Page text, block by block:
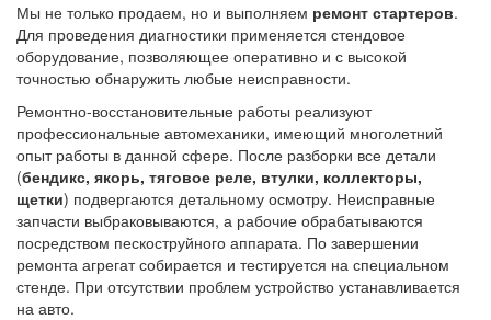
Мы не только продаем, но и выполняем ремонт стартеров.
Для проведения диагностики применяется стендовое
оборудование, позволяющее оперативно и с высокой
точностью обнаружить любые неисправности.
Ремонтно-восстановительные работы реализуют
профессиональные автомеханики, имеющий многолетний
опыт работы в данной сфере. После разборки все детали
(бендикс, якорь, тяговое реле, втулки, коллекторы,
щетки) подвергаются детальному осмотру. Неисправные
запчасти выбраковываются, а рабочие обрабатываются
посредством пескоструйного аппарата. По завершении
ремонта агрегат собирается и тестируется на специальном
стенде. При отсутствии проблем устройство устанавливается
на авто.